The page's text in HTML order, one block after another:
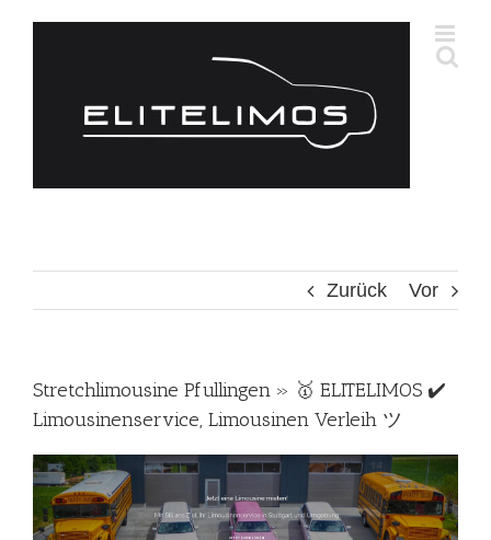
Zurück Vor
Stretchlimousine Pfullingen » 🥇 ELITELIMOS ✔️
Limousinenservice, Limousinen Verleih ツ